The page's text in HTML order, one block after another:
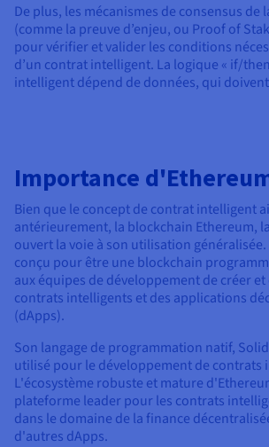
De plus, les mécanismes de consensus de
(comme la preuve d’enjeu, ou Proof of
pour vérifier et valider les conditions
d’un contrat intelligent. La logique « if/
intelligent dépend de données, qui
Importance
Bien que le concept de contrat intelligent
antérieurement, la blockchain Ethereum,
ouvert la voie à son utilisation généralisée.
conçu pour être une blockchain
aux équipes de développement de créer
contrats intelligents et des applications
(dApps).
Son langage de programmation natif,
utilisé pour le développement de contrats
L'écosystème robuste et mature
plateforme leader pour les contrats
dans le domaine de la finance
d'autres dApps.